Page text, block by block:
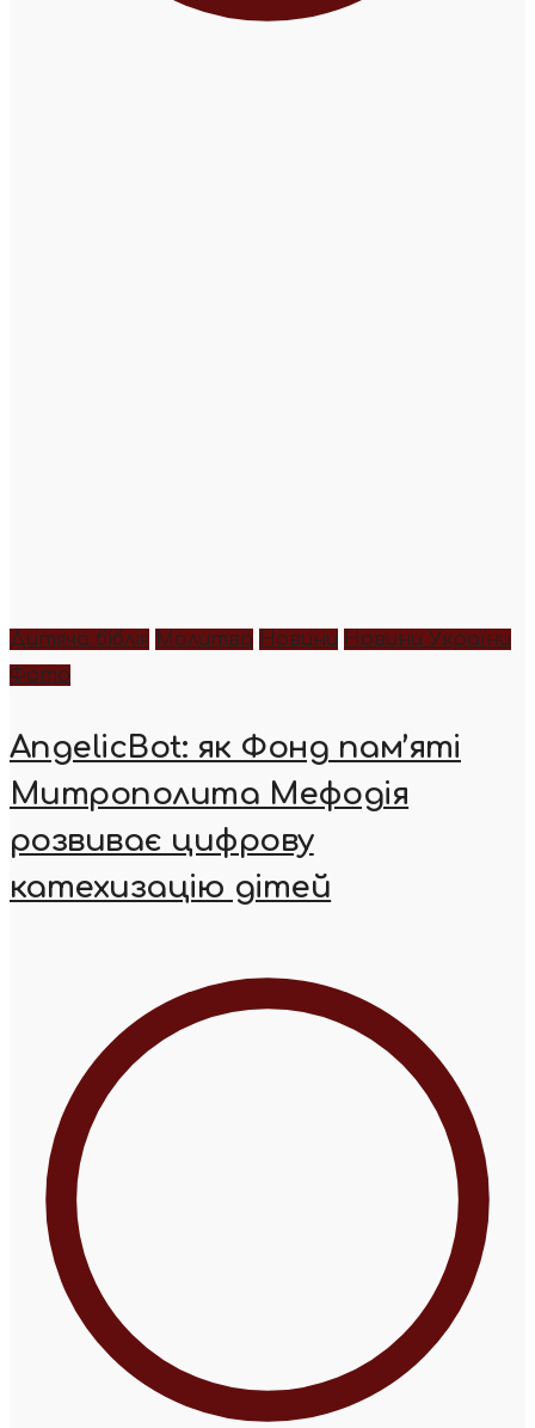
Дитяча біблія Молитва Новини Новини України
Фото
AngelicBot: як Фонд пам’яті
Митрополита Мефодія
розвиває цифрову
катехизацію дітей